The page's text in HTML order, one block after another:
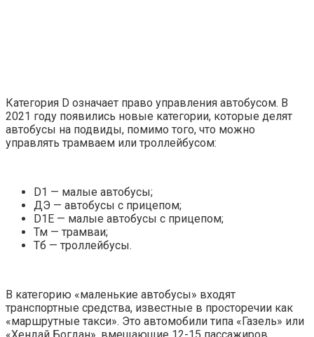
Категория D означает право управления автобусом. В
2021 году появились новые категории, которые делят
автобусы на подвиды, помимо того, что можно
управлять трамваем или троллейбусом:
D1 — малые автобусы;
ДЭ — автобусы с прицепом;
D1E — малые автобусы с прицепом;
Тм — трамваи;
Тб — троллейбусы.
В категорию «маленькие автобусы» входят
транспортные средства, известные в просторечии как
«маршрутные такси». Это автомобили типа «Газель» или